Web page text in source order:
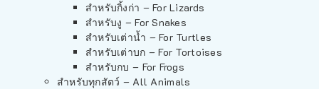
สำหรับกิ้งก่า – For Lizards
สำหรับงู – For Snakes
สำหรับเต่าน้ำ – For Turtles
สำหรับเต่าบก – For Tortoises
สำหรับกบ – For Frogs
สำหรับทุกสัตว์ – All Animals